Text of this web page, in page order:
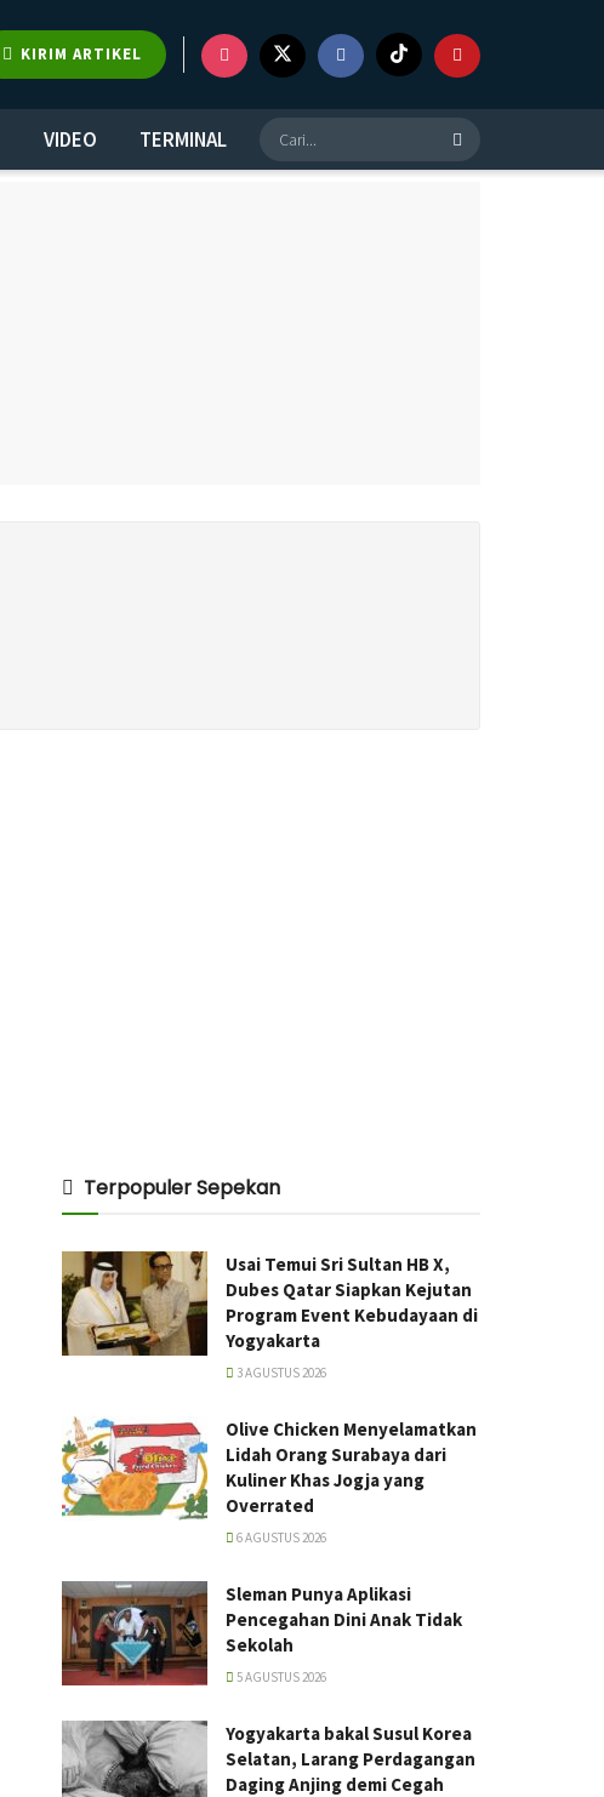
KIRIM ARTIKEL
VIDEO TERMINAL
Terpopuler Sepekan
Usai Temui Sri Sultan HB X,
Dubes Qatar Siapkan Kejutan
Program Event Kebudayaan di
Yogyakarta
3 AGUSTUS 2026
Olive Chicken Menyelamatkan
Lidah Orang Surabaya dari
Kuliner Khas Jogja yang
Overrated
6 AGUSTUS 2026
Sleman Punya Aplikasi
Pencegahan Dini Anak Tidak
Sekolah
5 AGUSTUS 2026
Yogyakarta bakal Susul Korea
Selatan, Larang Perdagangan
Daging Anjing demi Cegah